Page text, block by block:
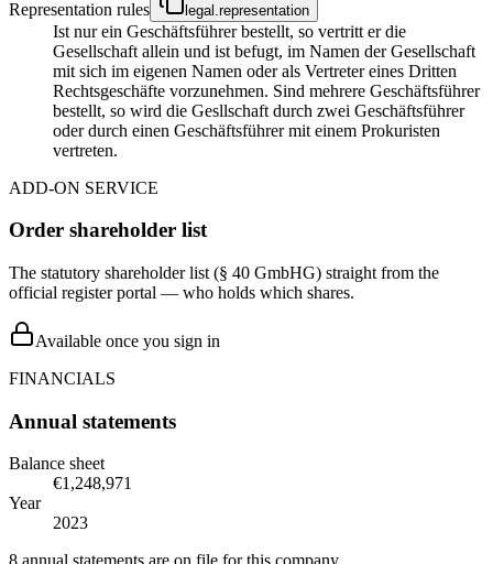
Representation rules legal.representation
Ist nur ein Geschäftsführer bestellt, so vertritt er die
Gesellschaft allein und ist befugt, im Namen der Gesellschaft
mit sich im eigenen Namen oder als Vertreter eines Dritten
Rechtsgeschäfte vorzunehmen. Sind mehrere Geschäftsführer
bestellt, so wird die Gesllschaft durch zwei Geschäftsführer
oder durch einen Geschäftsführer mit einem Prokuristen
vertreten.
ADD-ON SERVICE
Order shareholder list
The statutory shareholder list (§ 40 GmbHG) straight from the
official register portal — who holds which shares.
Available once you sign in
FINANCIALS
Annual statements
Balance sheet
€1,248,971
Year
2023